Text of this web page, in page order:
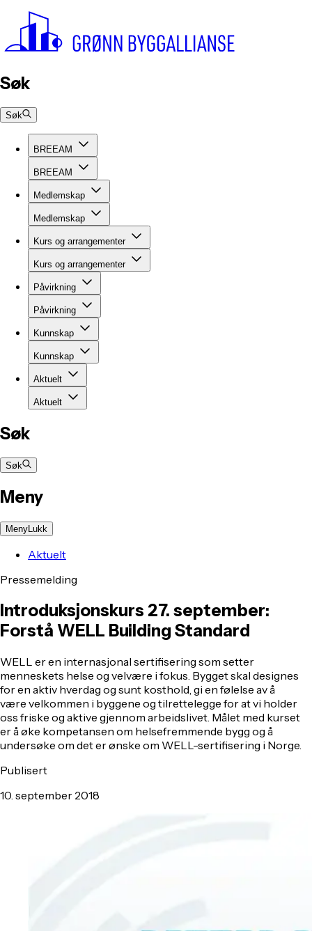
Søk
Søk
BREEAM
BREEAM
Medlemskap
Medlemskap
Kurs og arrangementer
Kurs og arrangementer
Påvirkning
Påvirkning
Kunnskap
Kunnskap
Aktuelt
Aktuelt
Søk
Søk
Meny
MenyLukk
Aktuelt
Pressemelding
Introduksjonskurs 27. september:
Forstå WELL Building Standard
WELL er en internasjonal sertifisering som setter
menneskets helse og velvære i fokus. Bygget skal designes
for en aktiv hverdag og sunt kosthold, gi en følelse av å
være velkommen i byggene og tilrettelegge for at vi holder
oss friske og aktive gjennom arbeidslivet. Målet med kurset
er å øke kompetansen om helsefremmende bygg og å
undersøke om det er ønske om WELL-sertifisering i Norge.
Publisert
10. september 2018